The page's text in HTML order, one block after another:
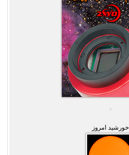
خورشید امروز